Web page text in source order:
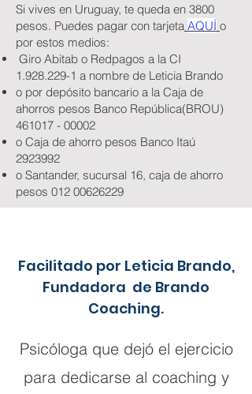
Si vives en Uruguay, te queda en 3800
pesos. Puedes pagar con tarjeta AQUÍ o
por estos medios:
Giro Abitab o Redpagos a la CI
1.928.229-1 a nombre de Leticia Brando
o por depósito bancario a la Caja de
ahorros pesos Banco República(BROU)
461017 - 00002
o Caja de ahorro pesos Banco Itaú
2923992
o Santander, sucursal 16, caja de ahorro
pesos 012 00626229
Facilitado por Leticia Brando,
Fundadora de Brando
Coaching.
Psicóloga que dejó el ejercicio
para dedicarse al coaching y